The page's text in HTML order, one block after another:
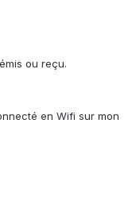
ou reçu.
en Wifi sur mon